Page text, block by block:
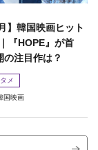
】韓国映画ヒット
『HOPE』が首
の注目作は？
メ
国映画